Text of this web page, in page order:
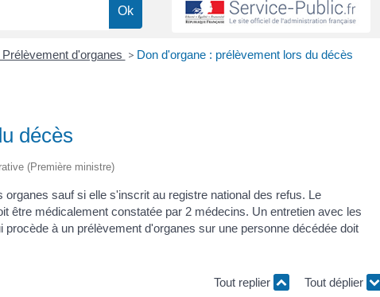
d'organes > Don d'organe : prélèvement lors du décès
décès
(Première ministre)
sauf si elle s'inscrit au registre national des refus. Le
être médicalement constatée par 2 médecins. Un entretien avec les
à un prélèvement d'organes sur une personne décédée doit
Tout replier Tout déplier